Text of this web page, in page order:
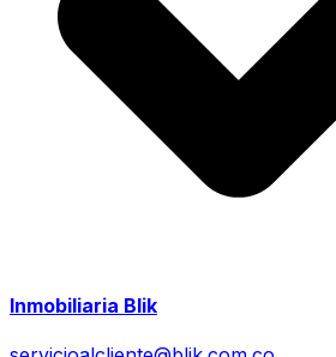
Inmobiliaria Blik